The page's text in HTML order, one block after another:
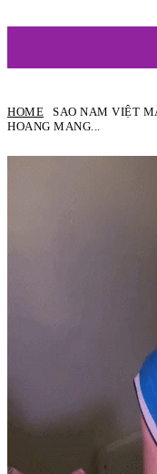
HOME
SAO NAM VIỆT
HOANG MANG...